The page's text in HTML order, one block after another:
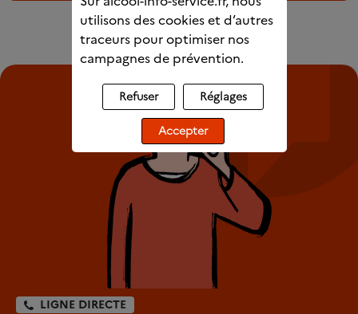
LIGNE DIRECTE
utilisons des cookies et d’autres
traceurs pour optimiser nos
campagnes de prévention.
Refuser Réglages
Accepter